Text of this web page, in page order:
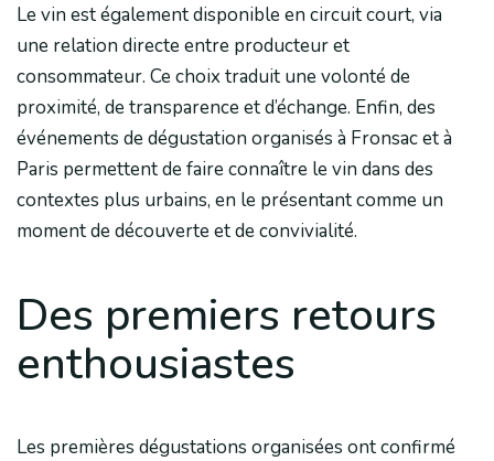
Le vin est également disponible en circuit court, via
une relation directe entre producteur et
consommateur. Ce choix traduit une volonté de
proximité, de transparence et d’échange. Enfin, des
événements de dégustation organisés à Fronsac et à
Paris permettent de faire connaître le vin dans des
contextes plus urbains, en le présentant comme un
moment de découverte et de convivialité.
Des premiers retours
enthousiastes
Les premières dégustations organisées ont confirmé